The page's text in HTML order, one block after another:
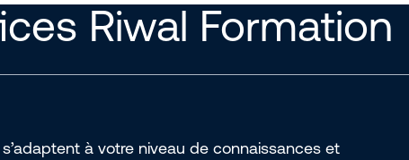
Riwal Formation
à votre niveau de connaissances et